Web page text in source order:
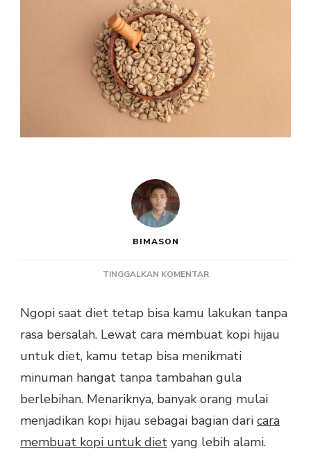
BIMASON
TINGGALKAN KOMENTARPADA
KOPI
HIJAU
DIET
YANG
Ngopi saat diet tetap bisa kamu lakukan tanpa
rasa bersalah. Lewat cara membuat kopi hijau
untuk diet, kamu tetap bisa menikmati
minuman hangat tanpa tambahan gula
berlebihan. Menariknya, banyak orang mulai
menjadikan kopi hijau sebagai bagian dari cara
membuat kopi untuk diet yang lebih alami.